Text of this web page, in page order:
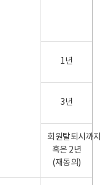
1년
3년
회원탈퇴시까
혹은 2년
(재동의)